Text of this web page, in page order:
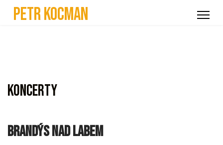
Petr Kocman
Koncerty
Brandýs nad Labem